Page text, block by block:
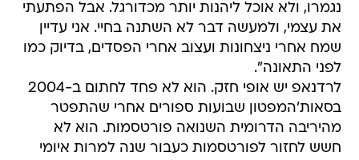
נגמרו, ולא אוכל ליהנות יותר מכדורגל. אבל הפתעתי
את עצמי, ולמעשה דבר לא השתנה בחיי. אני עדיין
שמח אחרי ניצחונות ועצוב אחרי הפסדים, בדיוק כמו
לפני התאונה".
לרדנאפ יש אופי חזק. הוא לא פחד לחתום ב-2004
בסאות'המפטון שבועות ספורים אחרי שהתפטר
מהיריבה הדרומית השנואה פורטסמות. הוא לא
חשש לחזור לפורטסמות כעבור שנה למרות איומי